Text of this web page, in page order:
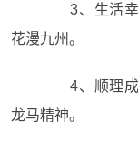
3、生活幸
花漫九州。
4、顺理成
龙马精神。